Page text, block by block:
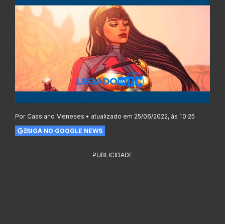
Por Cassiano Meneses • atualizado em 25/06/2022, às 10:25
SIGA NO GOOGLE NEWS
PUBLICIDADE